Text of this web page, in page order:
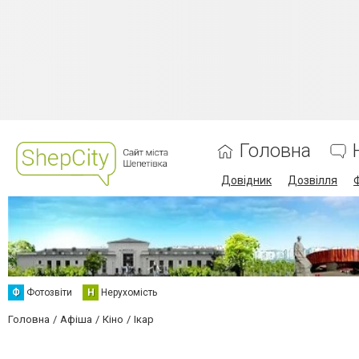
Головна
Довідник Дозвілля
Ф Фотозвіти Н Нерухомість
Головна Афіша Кіно Ікар